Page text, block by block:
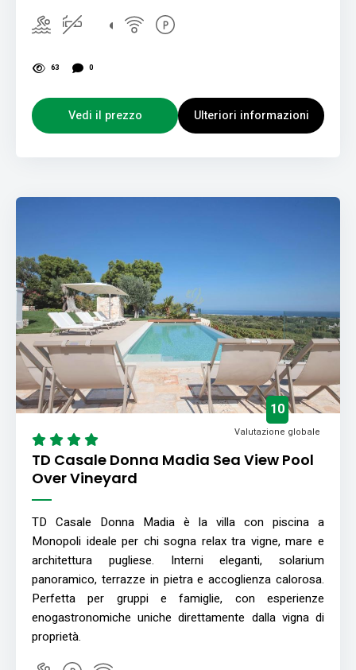
63 0
Vedi il prezzo Ulteriori informazioni
TD Casale Donna Madia Sea View Pool
Over Vineyard
10
Valutazione globale
TD Casale Donna Madia è la villa con piscina a
Monopoli ideale per chi sogna relax tra vigne, mare e
architettura pugliese. Interni eleganti, solarium
panoramico, terrazze in pietra e accoglienza calorosa.
Perfetta per gruppi e famiglie, con esperienze
enogastronomiche uniche direttamente dalla vigna di
proprietà.